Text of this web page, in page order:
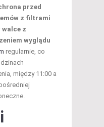
przed
z filtrami
walce z
wyglądu
regularnie, co
między 11:00 a